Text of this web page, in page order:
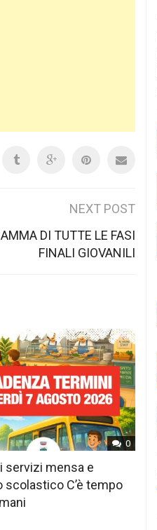
NEXT POST
DI TUTTE LE FASI
FINALI GIOVANILI
0
servizi mensa e
scolastico C’è tempo